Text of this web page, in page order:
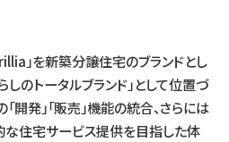
」を新築分譲住宅のブランドとし
しのトータルブランド」として位置づ
開発」「販売」機能の統合、さらには
な住宅サービス提供を目指した体